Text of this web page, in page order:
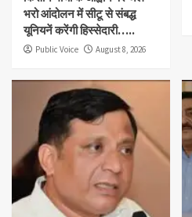
भरो आंदोलन में सीटू से संबद्ध
यूनियनें करेंगी हिस्सेदारी…..
Public Voice August 8, 2026